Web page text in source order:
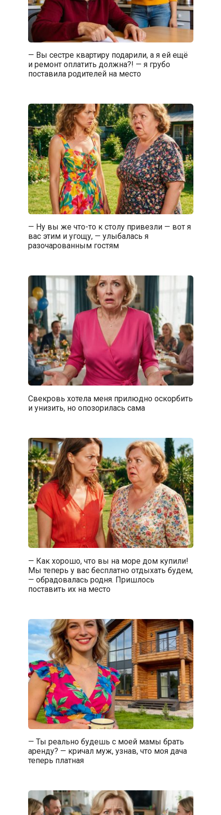
— Вы сестре квартиру подарили, а я ей ещё
и ремонт оплатить должна?! — я грубо
поставила родителей на место
— Ну вы же что-то к столу привезли — вот я
вас этим и угощу, — улыбалась я
разочарованным гостям
Свекровь хотела меня прилюдно оскорбить
и унизить, но опозорилась сама
— Как хорошо, что вы на море дом купили!
Мы теперь у вас бесплатно отдыхать будем,
— обрадовалась родня. Пришлось
поставить их на место
— Ты реально будешь с моей мамы брать
аренду? — кричал муж, узнав, что моя дача
теперь платная